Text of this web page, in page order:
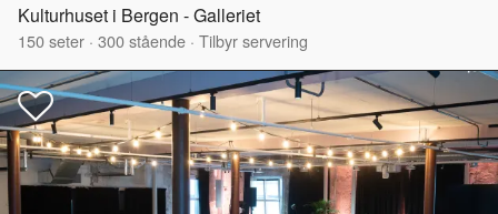
Kulturhuset i Bergen - Galleriet
150seter · 300stående · Tilbyr servering